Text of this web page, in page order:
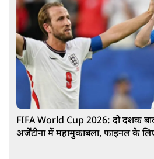
FIFA World Cup 2026: दो दशक
अर्जेंटीना में महामुकाबला, फाइनल के